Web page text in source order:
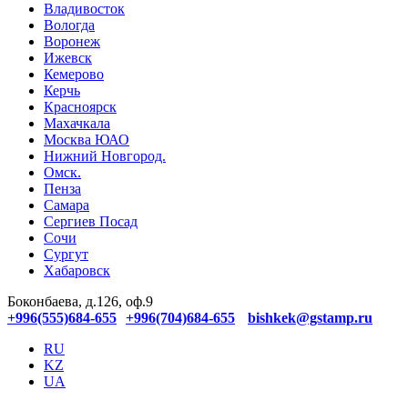
Владивосток
Вологда
Воронеж
Ижевск
Кемерово
Керчь
Красноярск
Махачкала
Москва ЮАО
Нижний Новгород.
Омск.
Пенза
Самара
Сергиев Посад
Сочи
Сургут
Хабаровск
Боконбаева, д.126, оф.9
+996(555)684-655 +996(704)684-655
bishkek@gstamp.ru
RU
KZ
UA